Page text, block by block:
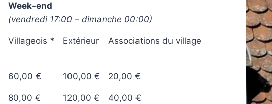
Week-end
(vendredi 17:00 – dimanche 00:00)
Villageois * Extérieur Associations du village
60,00 € 100,00 € 20,00 €
80,00 € 120,00 € 40,00 €